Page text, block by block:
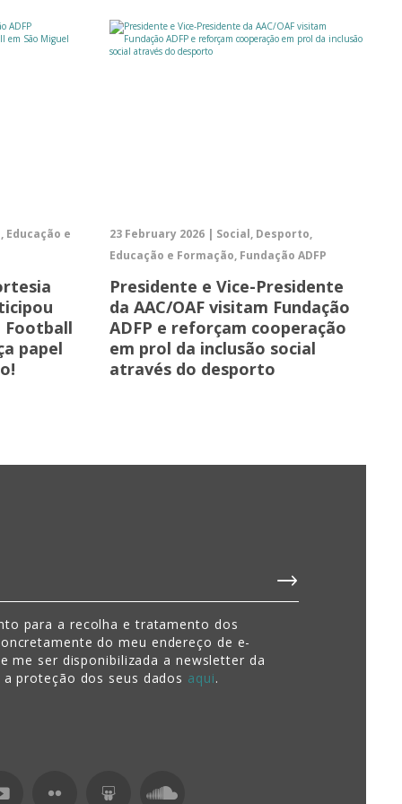
Educação e
Football
papel
23 February 2026 | Social, Desporto,
Educação e Formação, Fundação ADFP
Presidente e Vice-Presidente
da AAC/OAF visitam Fundação
ADFP e reforçam cooperação
em prol da inclusão social
através do desporto
para a recolha e tratamento dos
do meu endereço de e-
me ser disponibilizada a newsletter da
proteção dos seus dados aqui.